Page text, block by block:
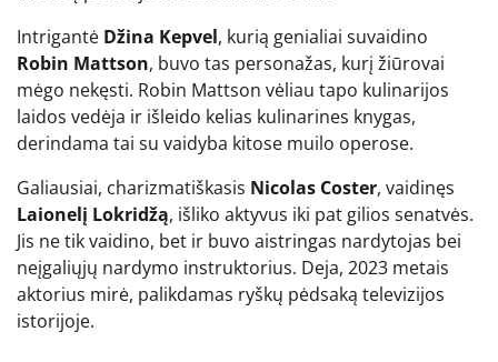
Intrigantė Džina Kepvel, kurią genialiai suvaidino
Robin Mattson, buvo tas personažas, kurį žiūrovai
mėgo nekęsti. Robin Mattson vėliau tapo kulinarijos
laidos vedėja ir išleido kelias kulinarines knygas,
derindama tai su vaidyba kitose muilo operose.
Galiausiai, charizmatiškasis Nicolas Coster, vaidinęs
Laionelį Lokridžą, išliko aktyvus iki pat gilios senatvės.
Jis ne tik vaidino, bet ir buvo aistringas nardytojas bei
neįgaliųjų nardymo instruktorius. Deja, 2023 metais
aktorius mirė, palikdamas ryškų pėdsaką televizijos
istorijoje.